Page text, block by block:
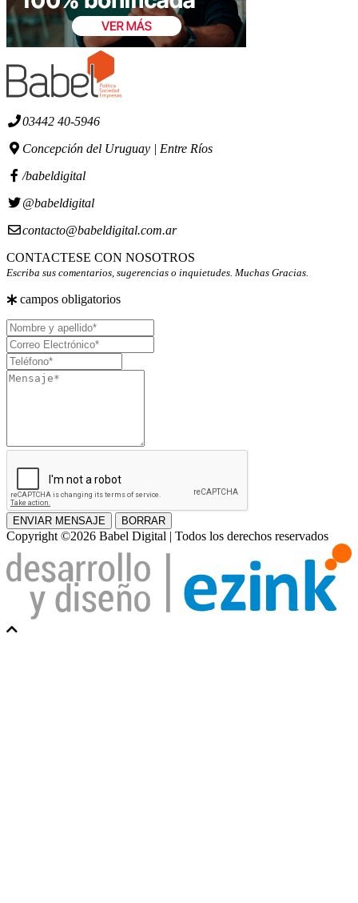
03442 40-5946
Concepción del Uruguay | Entre Ríos
/babeldigital
@babeldigital
contacto@babeldigital.com.ar
CONTACTESE CON NOSOTROS
Escriba sus comentarios, sugerencias o inquietudes. Muchas Gracias.
campos obligatorios
Nombre
y
apellido
Correo
Electrónico
Teléfono
Mensaje
ENVIAR MENSAJE BORRAR
Copyright ©2026 Babel Digital | Todos los derechos reservados